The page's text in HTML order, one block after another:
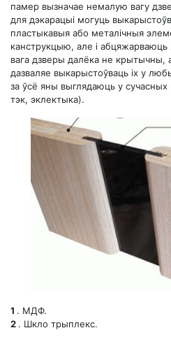
памер вызначае немалую вагу
для дэкарацыі могуць
пластыкавыя або металічныя
канструкцыю, але і абцяжарваюць
вага дзверы далёка не крытычны,
дазваляе выкарыстоўваць іх у
за ўсё яны выглядаюць у сучасных
тэк, эклектыка).
1 . МДФ.
2 . Шкло трыплекс.